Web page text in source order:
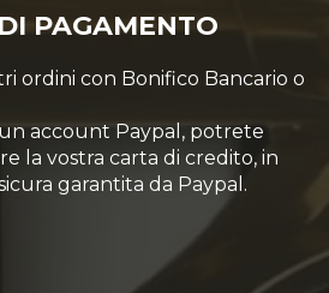
PAGAMENTO
ordini con Bonifico Bancario o
account Paypal, potrete
la vostra carta di credito, in
garantita da Paypal.